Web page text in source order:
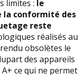
limites : le
la conformité des
reste
réalisés au
obsolètes le
des appareils
ce qui ne permet